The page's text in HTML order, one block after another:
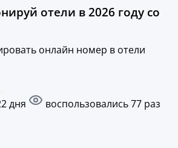
отели в 2026 году со
онлайн номер в отели
дня
воспользовались 77 раз